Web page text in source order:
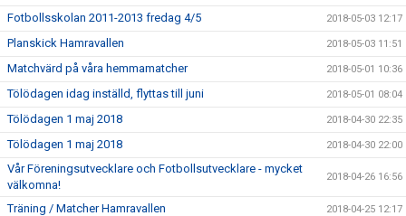
Fotbollsskolan 2011-2013 fredag 4/5 2018-05-03 12:17
Planskick Hamravallen 2018-05-03 11:51
Matchvärd på våra hemmamatcher 2018-05-01 10:36
Tölödagen idag inställd, flyttas till juni 2018-05-01 08:04
Tölödagen 1 maj 2018 2018-04-30 22:35
Tölödagen 1 maj 2018 2018-04-30 22:00
Vår Föreningsutvecklare och Fotbollsutvecklare - mycket
välkomna!
2018-04-26 16:56
Träning / Matcher Hamravallen 2018-04-25 12:17